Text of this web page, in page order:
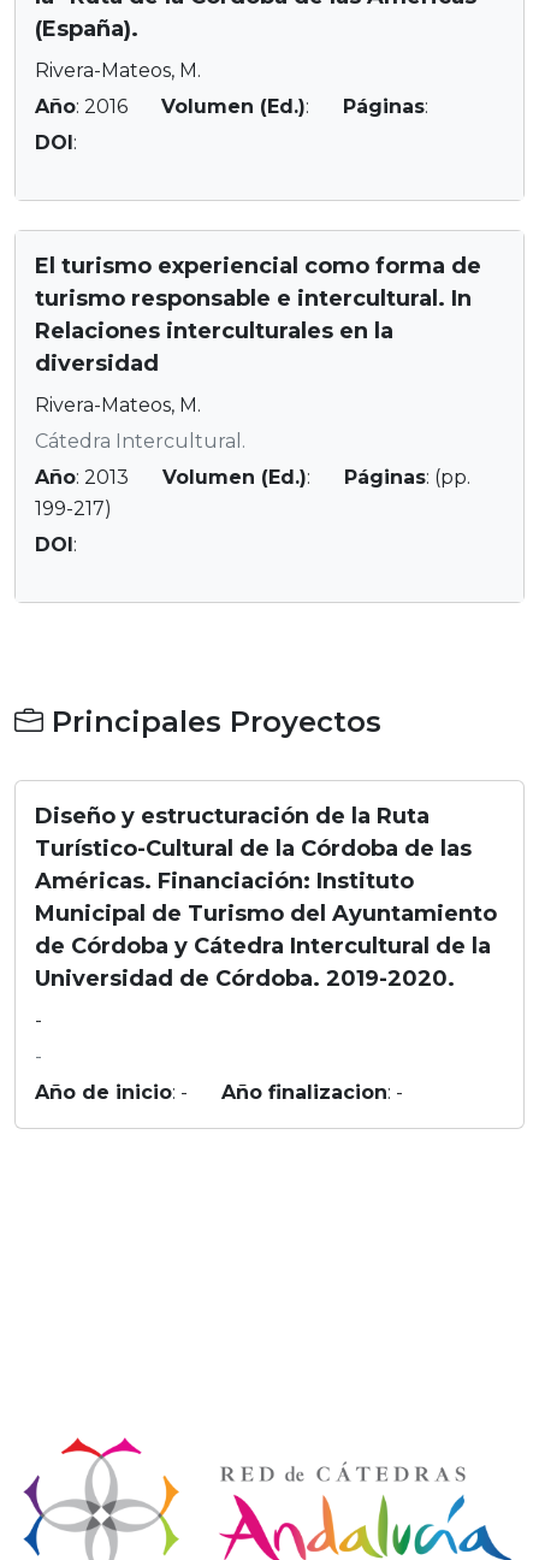
(España).
Rivera-Mateos, M.
Año: 2016 Volumen (Ed.): Páginas:
DOI:
El turismo experiencial como forma de
turismo responsable e intercultural. In
Relaciones interculturales en la
diversidad
Rivera-Mateos, M.
Cátedra Intercultural.
Año: 2013 Volumen (Ed.): Páginas: (pp.
199-217)
DOI:
Principales Proyectos
Diseño y estructuración de la Ruta
Turístico-Cultural de la Córdoba de las
Américas. Financiación: Instituto
Municipal de Turismo del Ayuntamiento
de Córdoba y Cátedra Intercultural de la
Universidad de Córdoba. 2019-2020.
-
-
Año de inicio: - Año finalizacion: -